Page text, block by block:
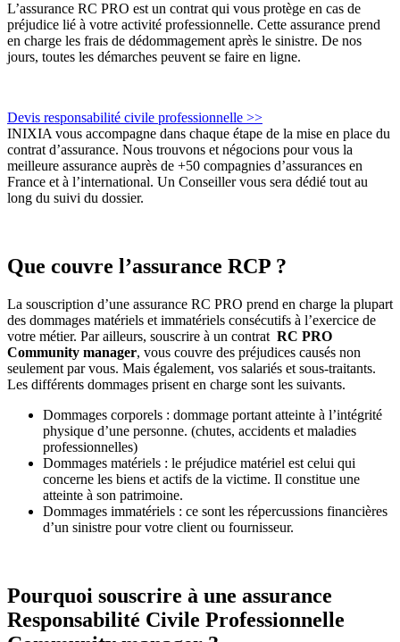
L’assurance RC PRO est un contrat qui vous protège en cas de
préjudice lié à votre activité professionnelle. Cette assurance prend
en charge les frais de dédommagement après le sinistre. De nos
jours, toutes les démarches peuvent se faire en ligne.
Devis responsabilité civile professionnelle >>
INIXIA vous accompagne dans chaque étape de la mise en place du
contrat d’assurance. Nous trouvons et négocions pour vous la
meilleure assurance auprès de +50 compagnies d’assurances en
France et à l’international. Un Conseiller vous sera dédié tout au
long du suivi du dossier.
Que couvre l’assurance RCP ?
La souscription d’une assurance RC PRO prend en charge la plupart
des dommages matériels et immatériels consécutifs à l’exercice de
votre métier. Par ailleurs, souscrire à un contrat RC PRO
Community manager, vous couvre des préjudices causés non
seulement par vous. Mais également, vos salariés et sous-traitants.
Les différents dommages prisent en charge sont les suivants.
Dommages corporels : dommage portant atteinte à l’intégrité
physique d’une personne. (chutes, accidents et maladies
professionnelles)
Dommages matériels : le préjudice matériel est celui qui
concerne les biens et actifs de la victime. Il constitue une
atteinte à son patrimoine.
Dommages immatériels : ce sont les répercussions financières
d’un sinistre pour votre client ou fournisseur.
Pourquoi souscrire à une assurance
Responsabilité Civile Professionnelle